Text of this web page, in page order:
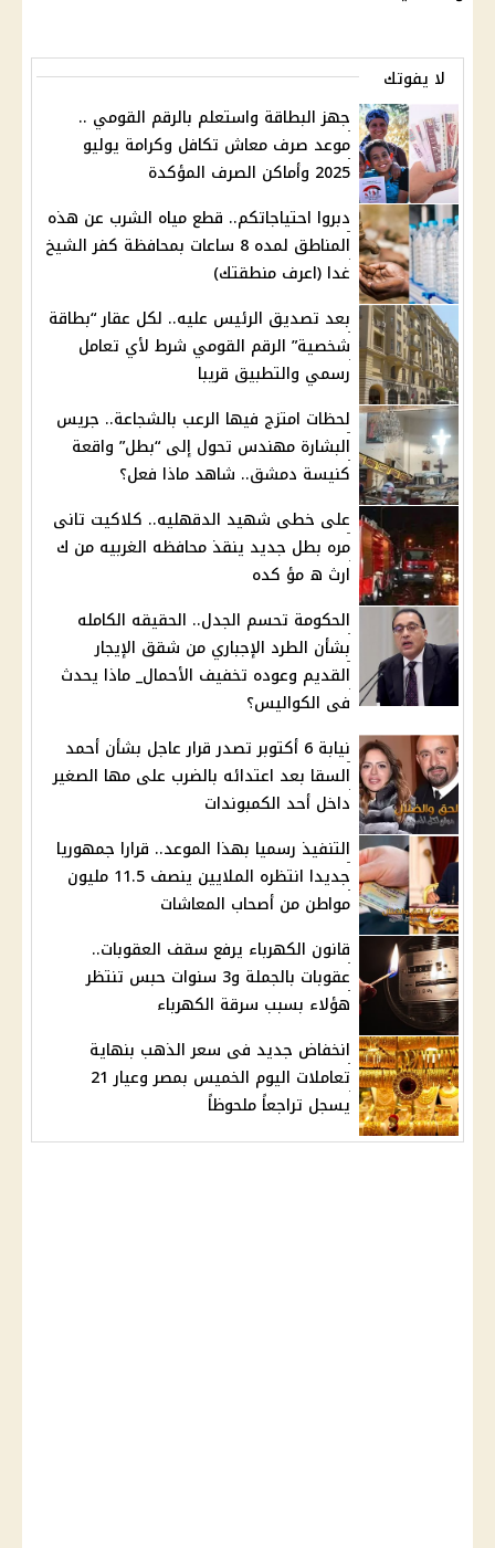
لا يفوتك
جهز البطاقة واستعلم بالرقم القومي ..
موعد صرف معاش تكافل وكرامة يوليو
2025 وأماكن الصرف المؤكدة
دبروا احتياجاتكم.. قطع مياه الشرب عن هذه
المناطق لمده 8 ساعات بمحافظة كفر الشيخ
غدا (اعرف منطقتك)
بعد تصديق الرئيس عليه.. لكل عقار “بطاقة
شخصية” الرقم القومي شرط لأي تعامل
رسمي والتطبيق قريبا
لحظات امتزج فيها الرعب بالشجاعة.. جريس
البشارة مهندس تحول إلى “بطل” واقعة
كنيسة دمشق.. شاهد ماذا فعل؟
على خطى شهيد الدقهليه.. كلاكيت تانى
مره بطل جديد ينقذ محافظه الغربيه من ك
ارث ه مؤ كده
الحكومة تحسم الجدل.. الحقيقه الكامله
بشأن الطرد الإجباري من شقق الإيجار
القديم وعوده تخفيف الأحمال_ ماذا يحدث
فى الكواليس؟
نيابة 6 أكتوبر تصدر قرار عاجل بشأن أحمد
السقا بعد اعتدائه بالضرب على مها الصغير
داخل أحد الكمبوندات
التنفيذ رسميا بهذا الموعد.. قرارا جمهوريا
جديدا انتظره الملايين ينصف 11.5 مليون
مواطن من أصحاب المعاشات
قانون الكهرباء يرفع سقف العقوبات..
عقوبات بالجملة و3 سنوات حبس تنتظر
هؤلاء بسبب سرقة الكهرباء
انخفاض جديد فى سعر الذهب بنهاية
تعاملات اليوم الخميس بمصر وعيار 21
يسجل تراجعاً ملحوظاً